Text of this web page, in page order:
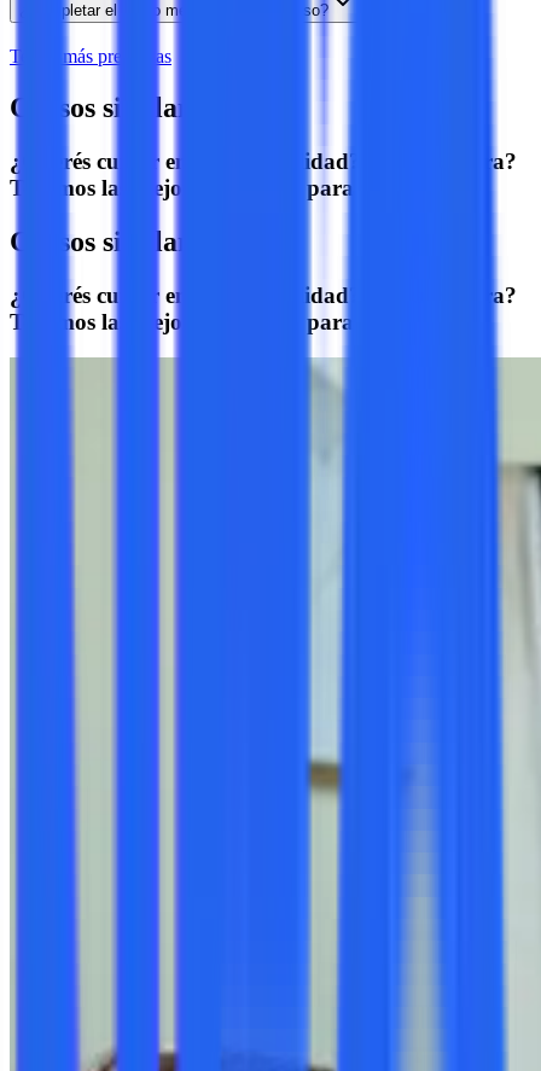
¿Completar el curso me asegura el ingreso?
Tengo más preguntas
Cursos similares
¿Querés cursar en otra modalidad? ¿Otra carrera?
Tenemos las mejores opciones para vos.
Cursos similares
¿Querés cursar en otra modalidad? ¿Otra carrera?
Tenemos las mejores opciones para vos.